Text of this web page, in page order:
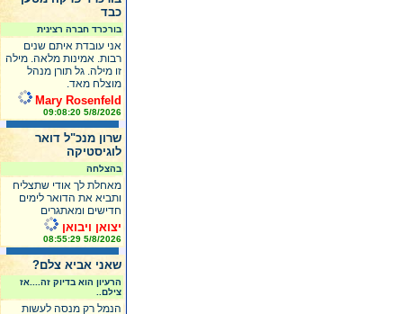
כבד
בורכרד חברה רצינית
אני עובדת איתם שנים
רבות. אמינות מלאה. מילה
זו מילה. גל תורן מנהל
מוצלח מאד.
Mary Rosenfeld
5/8/2026 09:08:20
שרון מנכ"ל דואר
לוגיסטיקה
בהצלחה
מאחלת לך אודי שתצליח
ותביא את הדואר לימים
חדישים ומאתגרים
יצואן ויבואן
5/8/2026 08:55:29
שאני אביא צלם?
הרעיון הוא בדיוק זה....אז
צילם..
הנמל רק מנסה לעשות